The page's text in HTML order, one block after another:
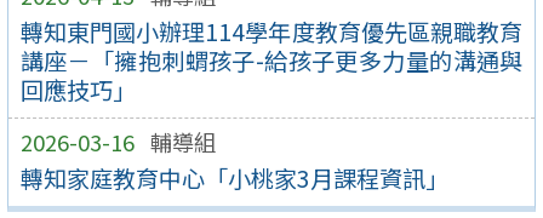
轉知東門國小辦理114學年度教育優先區親職教育
講座－「擁抱刺蝟孩子-給孩子更多力量的溝通與
回應技巧」
2026-03-16 輔導組
轉知家庭教育中心「小桃家3月課程資訊」